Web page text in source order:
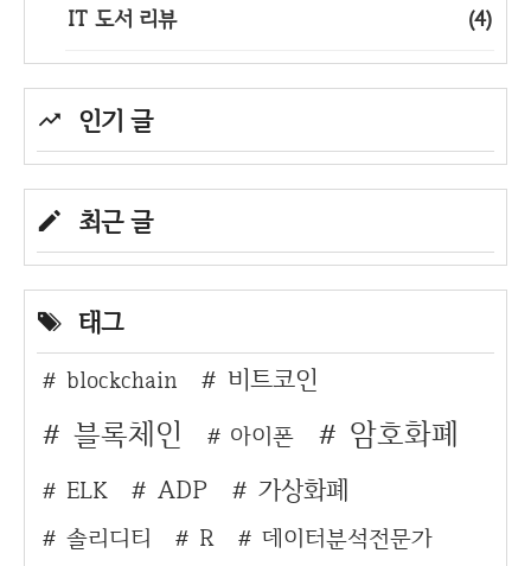
IT 도서 리뷰 (4)
인기 글
최근 글
태그
blockchain 비트코인
블록체인 아이폰 암호화폐
ELK ADP 가상화폐
솔리디티 R
데이터분석전문가